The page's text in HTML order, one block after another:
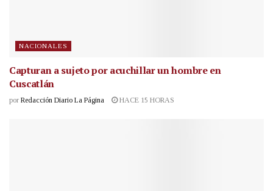
NACIONALES
Capturan a sujeto por acuchillar un hombre en
Cuscatlán
por Redacción Diario La Página HACE 15 HORAS